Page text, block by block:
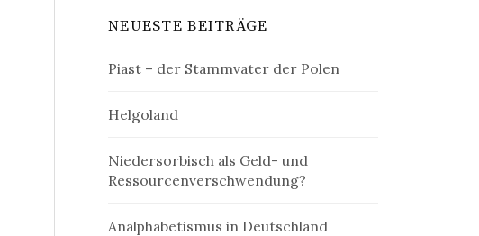
NEUESTE BEITRÄGE
Piast – der Stammvater der Polen
Helgoland
Niedersorbisch als Geld- und
Ressourcenverschwendung?
Analphabetismus in Deutschland